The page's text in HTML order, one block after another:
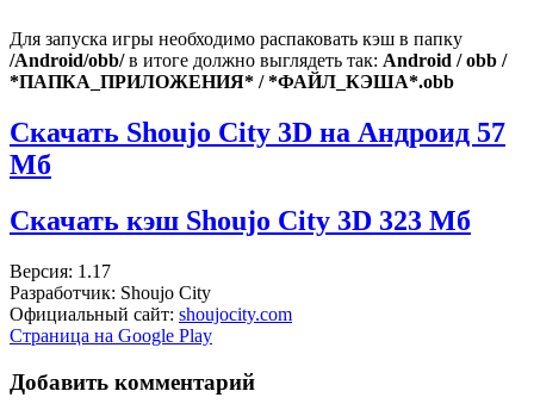
Для запуска игры необходимо распаковать кэш в папку
/Android/obb/в итоге должно выглядеть так: Android / obb /
*ПАПКА_ПРИЛОЖЕНИЯ* / *ФАЙЛ_КЭША*.obb
Скачать Shoujo City 3D на Андроид 57
Мб
Скачать кэш Shoujo City 3D 323 Мб
Версия: 1.17
Разработчик: Shoujo City
Официальный сайт: shoujocity.com
Страница на Google Play
Добавить комментарий